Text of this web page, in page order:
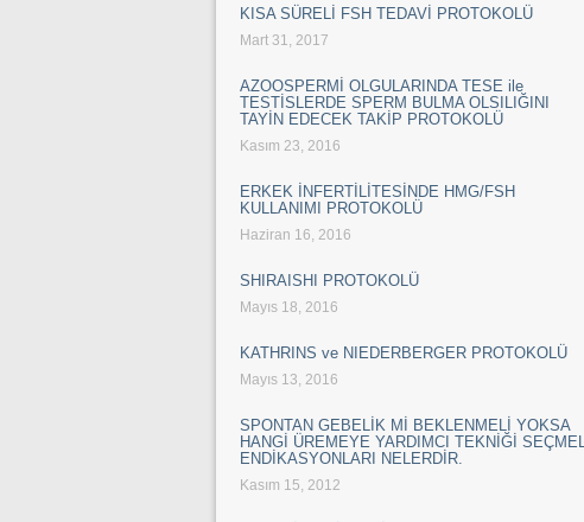
KISA SÜRELİ FSH TEDAVİ PROTOKOLÜ
Mart 31, 2017
AZOOSPERMİ OLGULARINDA TESE ile
TESTİSLERDE SPERM BULMA OLSILIĞINI
TAYİN EDECEK TAKİP PROTOKOLÜ
Kasım 23, 2016
ERKEK İNFERTİLİTESİNDE HMG/FSH
KULLANIMI PROTOKOLÜ
Haziran 16, 2016
SHIRAISHI PROTOKOLÜ
Mayıs 18, 2016
KATHRINS ve NIEDERBERGER PROTOKOLÜ
Mayıs 13, 2016
SPONTAN GEBELİK Mİ BEKLENMELİ YOKSA
HANGİ ÜREMEYE YARDIMCI TEKNİĞİ
ENDİKASYONLARI NELERDİR.
Kasım 15, 2012